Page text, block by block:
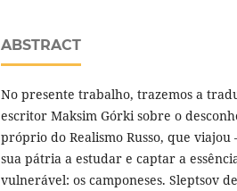
ABSTRACT
No presente trabalho, trazemos a
escritor Maksim Górki sobre o
próprio do Realismo Russo, que viajou
sua pátria a estudar e captar a
vulnerável: os camponeses. Sleptsov